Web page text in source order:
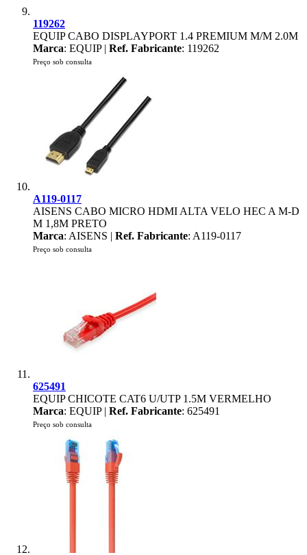
119262
EQUIP CABO DISPLAYPORT 1.4 PREMIUM M/M 2.0M
Marca: EQUIP | Ref. Fabricante: 119262
Preço sob consulta
A119-0117
AISENS CABO MICRO HDMI ALTA VELO HEC A M-D
M 1,8M PRETO
Marca: AISENS | Ref. Fabricante: A119-0117
Preço sob consulta
625491
EQUIP CHICOTE CAT6 U/UTP 1.5M VERMELHO
Marca: EQUIP | Ref. Fabricante: 625491
Preço sob consulta